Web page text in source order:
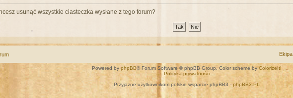
usunąć wszystkie ciasteczka wysłane z tego forum?
Ekipa
Powered by phpBB® Forum Software © phpBB Group. Color scheme byColorizeIt!
Polityka prywatności
Przyjazne użytkownikom polskie wsparcie phpBB3 -phpBB3.PL